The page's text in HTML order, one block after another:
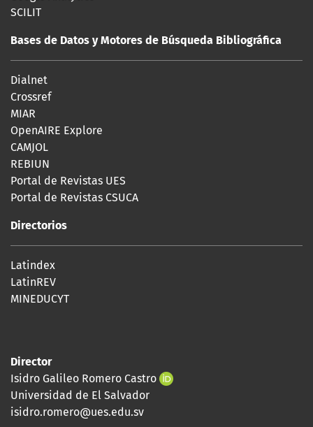
SCILIT
Bases de Datos y Motores de Búsqueda Bibliográfica
Dialnet
Crossref
MIAR
OpenAIRE Explore
CAMJOL
REBIUN
Portal de Revistas UES
Portal de Revistas CSUCA
Directorios
Latindex
LatinREV
MINEDUCYT
Director
Isidro Galileo Romero Castro
Universidad de El Salvador
isidro.romero@ues.edu.sv